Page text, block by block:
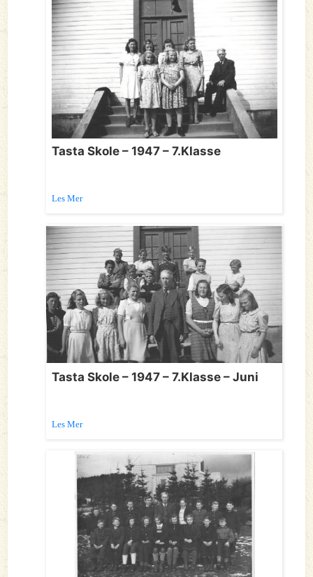
Tasta Skole – 1947 – 7.Klasse
Les Mer
Tasta Skole – 1947 – 7.Klasse – Juni
Les Mer